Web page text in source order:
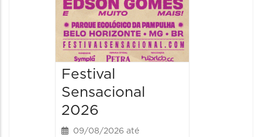
Festival
Sensacional
2026
09/08/2026 até